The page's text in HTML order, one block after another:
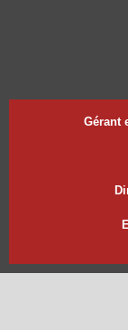
Gérant